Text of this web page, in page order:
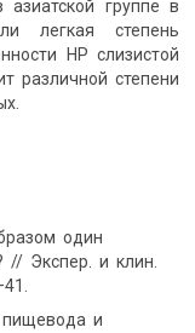
группе в
легкая степень
НР слизистой
различной степени
один
// Экспер. и клин.
и